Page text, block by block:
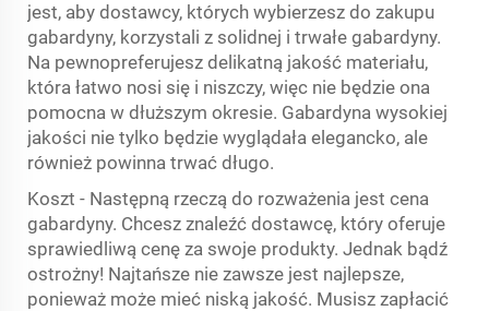
jest, aby dostawcy, których wybierzesz do zakupu
gabardyny, korzystali z solidnej i trwałe gabardyny.
Na pewnopreferujesz delikatną jakość materiału,
która łatwo nosi się i niszczy, więc nie będzie ona
pomocna w dłuższym okresie. Gabardyna wysokiej
jakości nie tylko będzie wyglądała elegancko, ale
również powinna trwać długo.
Koszt - Następną rzeczą do rozważenia jest cena
gabardyny. Chcesz znaleźć dostawcę, który oferuje
sprawiedliwą cenę za swoje produkty. Jednak bądź
ostrożny! Najtańsze nie zawsze jest najlepsze,
ponieważ może mieć niską jakość. Musisz zapłacić